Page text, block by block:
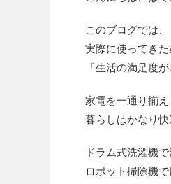
このブログでは、
実際に使ってき
「生活の満足度
家電を一通り揃え
暮らしはかなり快
ドラム式洗濯機
ロボット掃除機で